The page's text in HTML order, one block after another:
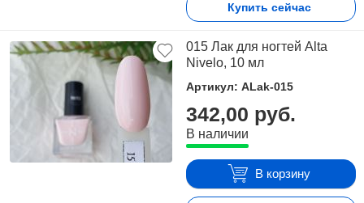
Купить сейчас
015 Лак для ногтей Alta
Nivelo, 10 мл
Артикул: ALak-015
342,00 руб.
В наличии
В корзину